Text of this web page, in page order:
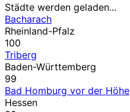
Städte werden geladen...
Bacharach
Rheinland-Pfalz
100
Triberg
Baden-Württemberg
99
Bad Homburg vor der Höhe
Hessen